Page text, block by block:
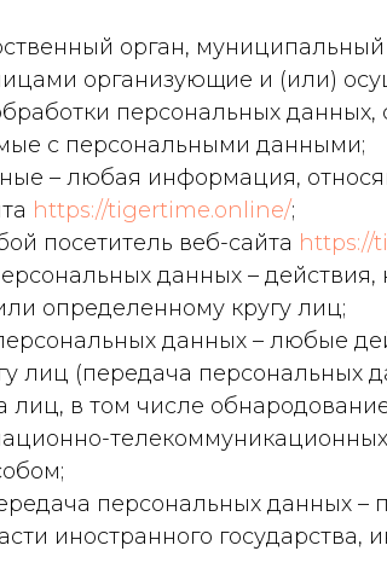
орган,
организующие и (или)
персональных данных,
с персональными данными;
– любая информация,
https://tigertime.online/;
посетитель веб-сайта https://
данных –
определенному кругу лиц;
персональных данных – любые
лиц (передача
лиц, в том числе
персональных данных
иностранного